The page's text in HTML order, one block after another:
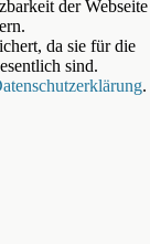
der Webseite
da sie für die
sind.
.